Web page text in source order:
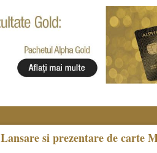
Lansare si prezentare de carte